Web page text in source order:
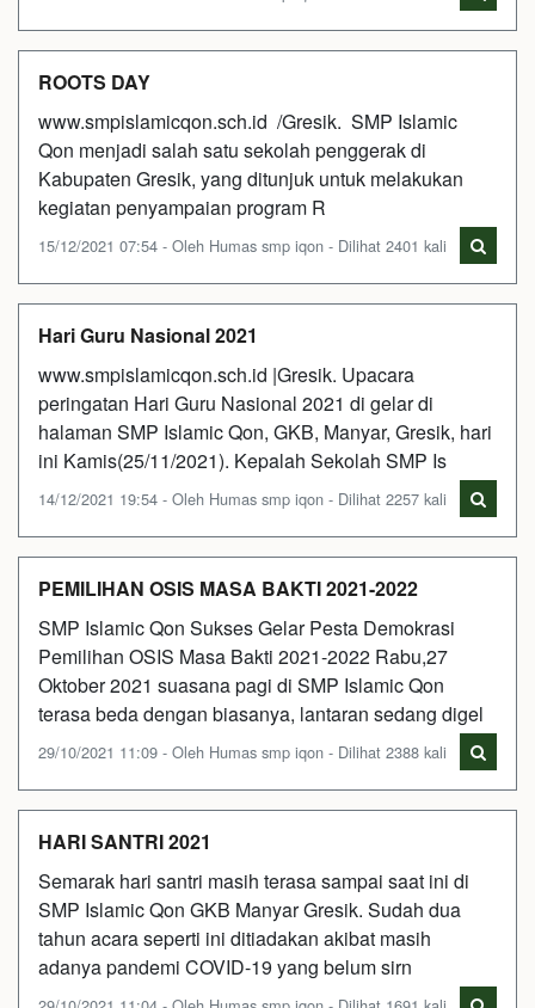
ROOTS DAY
www.smpislamicqon.sch.id /Gresik. SMP Islamic
Qon menjadi salah satu sekolah penggerak di
Kabupaten Gresik, yang ditunjuk untuk melakukan
kegiatan penyampaian program R
15/12/2021 07:54 - Oleh Humas smp iqon - Dilihat 2401 kali
Hari Guru Nasional 2021
www.smpislamicqon.sch.id |Gresik. Upacara
peringatan Hari Guru Nasional 2021 di gelar di
halaman SMP Islamic Qon, GKB, Manyar, Gresik, hari
ini Kamis(25/11/2021). Kepalah Sekolah SMP Is
14/12/2021 19:54 - Oleh Humas smp iqon - Dilihat 2257 kali
PEMILIHAN OSIS MASA BAKTI 2021-2022
SMP Islamic Qon Sukses Gelar Pesta Demokrasi
Pemilihan OSIS Masa Bakti 2021-2022 Rabu,27
Oktober 2021 suasana pagi di SMP Islamic Qon
terasa beda dengan biasanya, lantaran sedang digel
29/10/2021 11:09 - Oleh Humas smp iqon - Dilihat 2388 kali
HARI SANTRI 2021
Semarak hari santri masih terasa sampai saat ini di
SMP Islamic Qon GKB Manyar Gresik. Sudah dua
tahun acara seperti ini ditiadakan akibat masih
adanya pandemi COVID-19 yang belum sirn